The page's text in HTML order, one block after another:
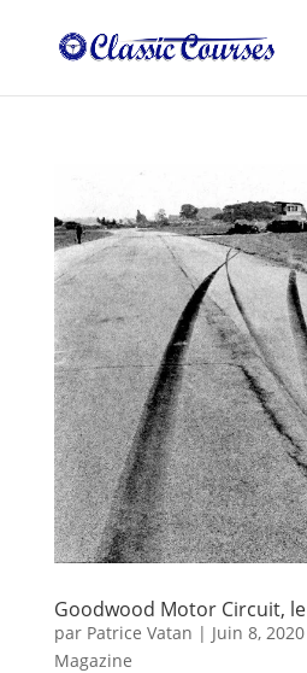
Goodwood Motor Circuit,
par Patrice Vatan | Juin 8, 2020
Magazine